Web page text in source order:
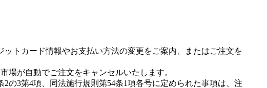
トカード情報やお支払い方法の変更をご案内、またはご注文を
場が自動でご注文をキャンセルいたします。
の3第4項、同法施行規則第54条1項各号に定められた事項は、注